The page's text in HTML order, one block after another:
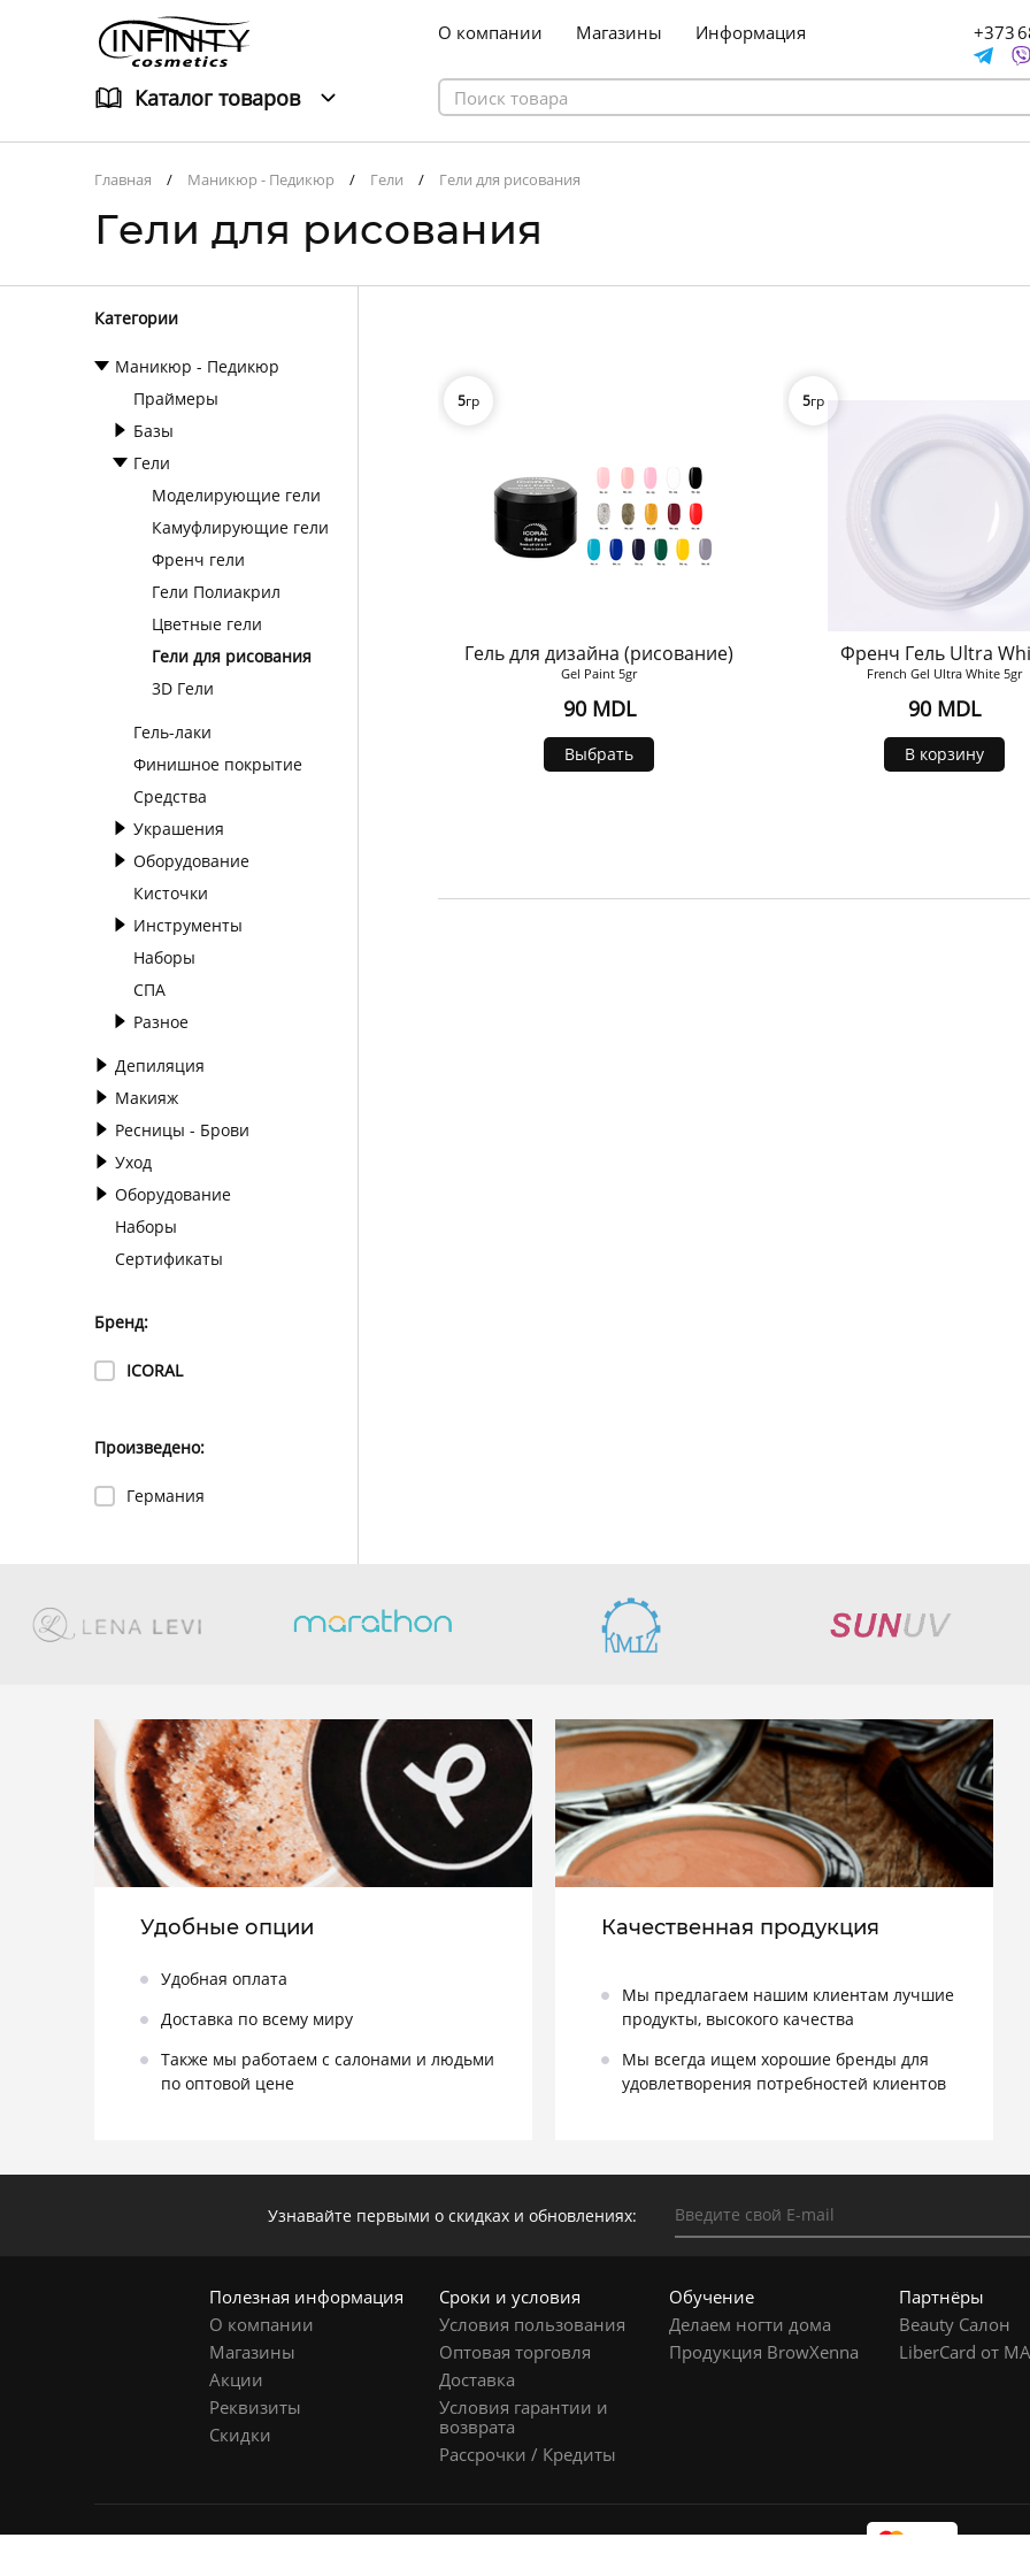
О компании Магазины Информация +373
Каталог товаров
Главная Маникюр - Педикюр Гели Гели для рисования
Гели для рисования
Категории
Маникюр - Педикюр
Праймеры
Базы
Гели
Моделирующие гели
Камуфлирующие гели
Френч гели
Гели Полиакрил
Цветные гели
Гели для рисования
3D Гели
Гель-лаки
Финишное покрытие
Средства
Украшения
Оборудование
Кисточки
Инструменты
Наборы
СПА
Разное
Депиляция
Макияж
Ресницы - Брови
Уход
Оборудование
Наборы
Сертификаты
Бренд:
ICORAL
Произведено:
Германия
5гр
Гель для дизайна (рисование)
Gel Paint 5gr
90 MDL
Выбрать
5гр
Френч Гель Ultra
French Gel Ultra White 5gr
90 MDL
В корзину
Удобные опции
Удобная оплата
Доставка по всему миру
Также мы работаем с салонами и людьми
по оптовой цене
Качественная продукция
Мы предлагаем нашим клиентам лучшие
продукты, высокого качества
Мы всегда ищем хорошие бренды для
удовлетворения потребностей клиентов
Узнавайте первыми о скидках и обновлениях:
Полезная информация
О компании
Магазины
Акции
Реквизиты
Скидки
Сроки и условия
Условия пользования
Оптовая торговля
Доставка
Условия гарантии и
возврата
Рассрочки / Кредиты
Обучение
Делаем ногти дома
Продукция BrowXenna
Партнёры
Beauty Салон
LiberCard от
© 2015 - 2026 Infinity Cosmetics ™